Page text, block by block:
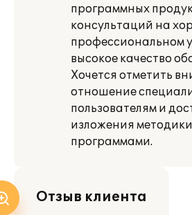
программных
консультаций на
профессиональном
высокое качество
Хочется отметить
отношение
пользователям и
изложения
программами.
Отзыв клиента